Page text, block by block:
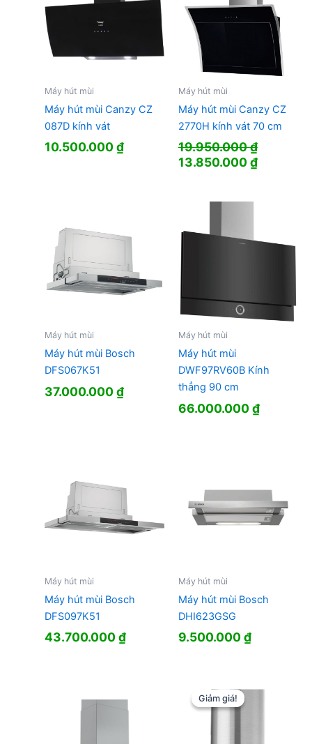
Máy hút mùi
Máy hút mùi Canzy CZ
087D kính vát
10.500.000₫
Máy hút mùi
Máy hút mùi Canzy CZ
2770H kính vát 70 cm
19.950.000₫
Giá
13.850.000₫Giá
Máy hút mùi
Máy hút mùi Bosch
DFS067K51
37.000.000₫
Máy hút mùi
Máy hút mùi
DWF97RV60B Kính
thẳng 90 cm
66.000.000₫
Máy hút mùi
Máy hút mùi Bosch
DFS097K51
43.700.000₫
Máy hút mùi
Máy hút mùi Bosch
DHI623GSG
9.500.000₫
Giảm giá!
Giảm giá!